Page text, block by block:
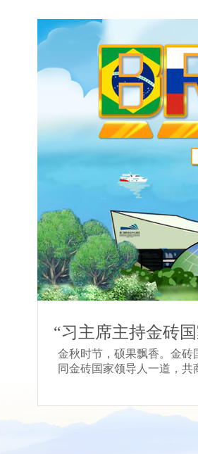
“习主席主持金砖
金秋时节，硕果飘香。金砖
同金砖国家领导人一道，